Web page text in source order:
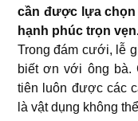
cần được lựa
hạnh phúc trọn
Trong đám cưới, lễ
biết ơn với ông bà.
tiên luôn được các
là vật dụng không